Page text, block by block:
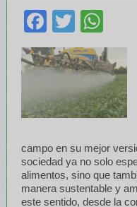
Facebook
Twitter
campo en su mejor
sociedad ya no solo
alimentos, sino que
manera sustentable y
este sentido, desde la